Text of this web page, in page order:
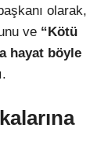
olarak,
ve “Kötü
hayat böyle